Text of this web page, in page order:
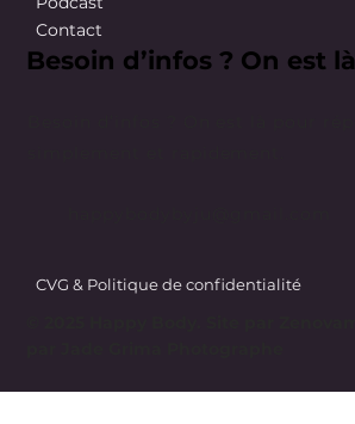
CVG & Politique de confidentialité
Contact
Besoin d’infos ? On est là